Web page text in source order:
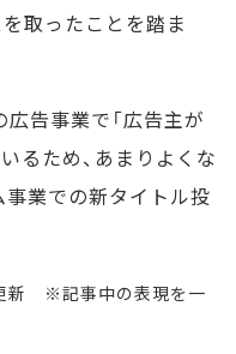
を取ったことを踏ま
告事業で「広告主が
るため、あまりよくな
事業での新タイトル投
新 ※記事中の表現を一